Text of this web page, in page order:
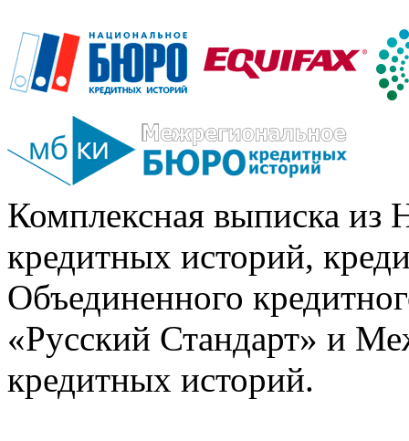
Комплексная выписка из
кредитных историй,
Объединенного
«Русский Стандарт» и
кредитных историй.